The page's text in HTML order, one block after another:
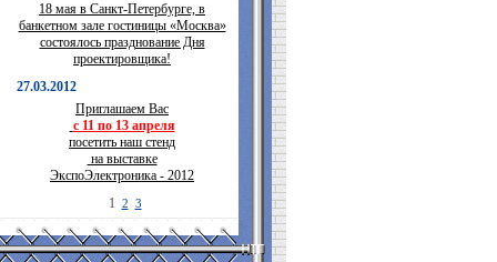
18 мая в Санкт-Петербурге, в
банкетном зале гостиницы «Москва»
состоялось празднование Дня
проектировщика!
27.03.2012
Приглашаем Вас
с 11 по 13 апреля
посетить наш стенд
на выставке
ЭкспоЭлектроника - 2012
1 2 3